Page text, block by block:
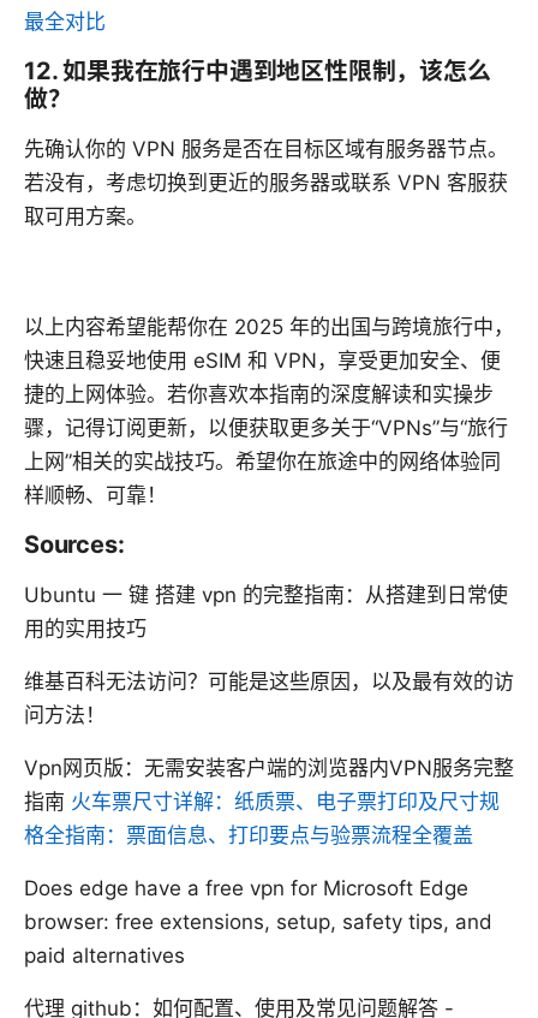
最全对比
12. 如果我在旅行中遇到地区性限制，该怎么
做？
先确认你的 VPN 服务是否在目标区域有服务器节点。
若没有，考虑切换到更近的服务器或联系 VPN 客服获
取可用方案。
以上内容希望能帮你在 2025 年的出国与跨境旅行中，
快速且稳妥地使用 eSIM 和 VPN，享受更加安全、便
捷的上网体验。若你喜欢本指南的深度解读和实操步
骤，记得订阅更新，以便获取更多关于“VPNs”与“旅行
上网”相关的实战技巧。希望你在旅途中的网络体验同
样顺畅、可靠！
Sources:
Ubuntu 一 键 搭建 vpn 的完整指南：从搭建到日常使
用的实用技巧
维基百科无法访问？可能是这些原因，以及最有效的访
问方法！
Vpn网页版：无需安装客户端的浏览器内VPN服务完整
指南 火车票尺寸详解：纸质票、电子票打印及尺寸规
格全指南：票面信息、打印要点与验票流程全覆盖
Does edge have a free vpn for Microsoft Edge
browser: free extensions, setup, safety tips, and
paid alternatives
代理 github：如何配置、使用及常见问题解答 -